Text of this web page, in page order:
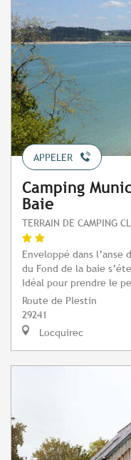
APPELER
Camping
Baie
TERRAIN DE CAMPING
Enveloppé dans
du Fond de la baie
Idéal pour prendre le
Route de Plestin
29241
Locquirec